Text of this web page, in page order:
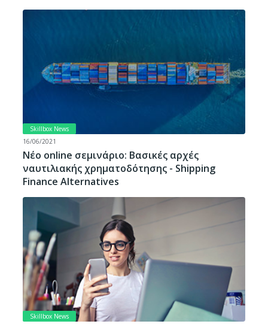
Skillbox News
16/06/2021
Νέο online σεμινάριο: Βασικές αρχές
ναυτιλιακής χρηματοδότησης - Shipping
Finance Alternatives
Skillbox News